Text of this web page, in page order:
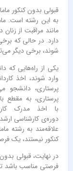
قبولی بدون کنکور
به این رشته است.
مانند مراقبت از
دارد. در حالی که
‌شوند، برخی دیگر
یکی از راه‌هایی که
وارد شوند، اخذ
پرستاری، دانشجو
پرستاری، به مقطع
با اخذ مدرک
دوره‌ی کارشناسی
علاقه‌مند به رشته
کنکور نیستند، یک
در نهایت، قبولی
فرصتی مناسب باشد